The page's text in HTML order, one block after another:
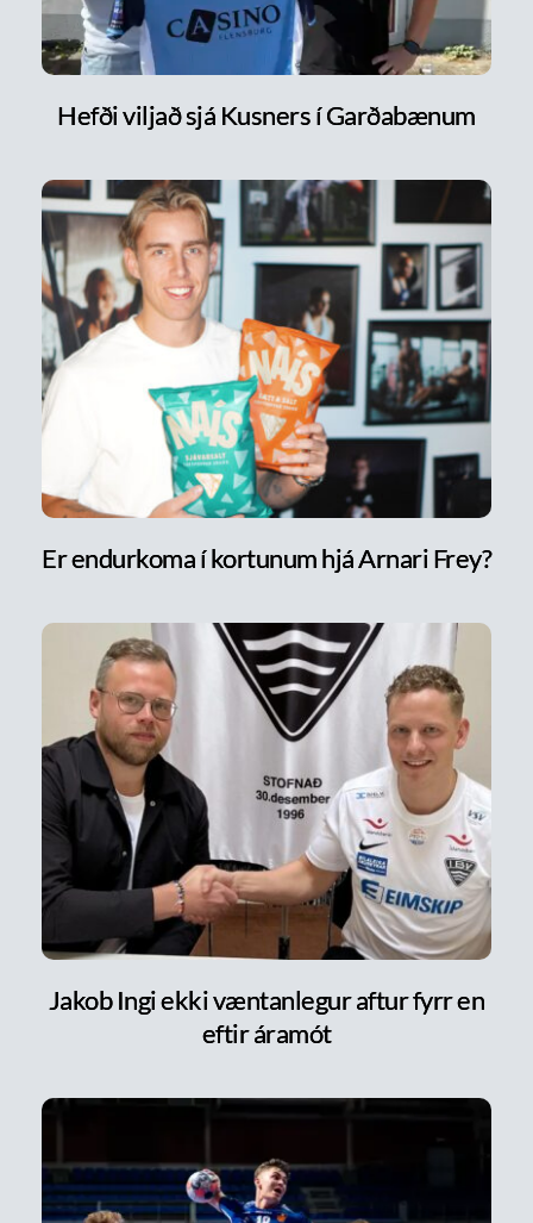
Hefði viljað sjá Kusners í Garðabænum
Er endurkoma í kortunum hjá Arnari Frey?
Jakob Ingi ekki væntanlegur aftur fyrr en
eftir áramót